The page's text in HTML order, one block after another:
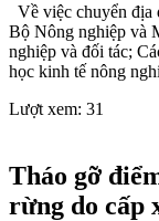
Về việc chuyển
Bộ Nông nghiệp và
nghiệp và đối tác;
học kinh tế nông
Lượt xem: 31
Tháo gỡ
rừng do cấp